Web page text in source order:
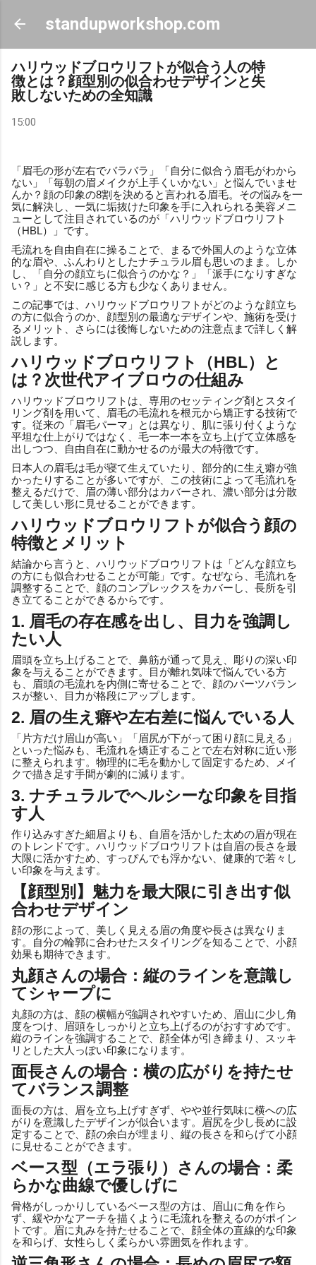
スキップしてメイン コンテンツに移動
standupworkshop.com
ハリウッドブロウリフトが似合う人の特
徴とは？顔型別の似合わせデザインと失
敗しないための全知識
15:00
「眉毛の形が左右でバラバラ」「自分に似合う眉毛がわから
ない」「毎朝の眉メイクが上手くいかない」と悩んでいませ
んか？顔の印象の8割を決めると言われる眉毛。その悩みを一
気に解決し、一気に垢抜けた印象を手に入れられる美容メニ
ューとして注目されているのが「ハリウッドブロウリフト
（HBL）」です。
毛流れを自由自在に操ることで、まるで外国人のような立体
的な眉や、ふんわりとしたナチュラル眉も思いのまま。しか
し、「自分の顔立ちに似合うのかな？」「派手になりすぎな
い？」と不安に感じる方も少なくありません。
この記事では、ハリウッドブロウリフトがどのような顔立ち
の方に似合うのか、顔型別の最適なデザインや、施術を受け
るメリット、さらには後悔しないための注意点まで詳しく解
説します。
ハリウッドブロウリフト（HBL）と
は？次世代アイブロウの仕組み
ハリウッドブロウリフトは、専用のセッティング剤とスタイ
リング剤を用いて、眉毛の毛流れを根元から矯正する技術で
す。従来の「眉毛パーマ」とは異なり、肌に張り付くような
平坦な仕上がりではなく、毛一本一本を立ち上げて立体感を
出しつつ、自由自在に動かせるのが最大の特徴です。
日本人の眉毛は毛が寝て生えていたり、部分的に生え癖が強
かったりすることが多いですが、この技術によって毛流れを
整えるだけで、眉の薄い部分はカバーされ、濃い部分は分散
して美しい形に見せることができます。
ハリウッドブロウリフトが似合う顔の
特徴とメリット
結論から言うと、ハリウッドブロウリフトは「どんな顔立ち
の方にも似合わせることが可能」です。なぜなら、毛流れを
調整することで、顔のコンプレックスをカバーし、長所を引
き立てることができるからです。
1. 眉毛の存在感を出し、目力を強調し
たい人
眉頭を立ち上げることで、鼻筋が通って見え、彫りの深い印
象を与えることができます。目が離れ気味で悩んでいる方
も、眉頭の毛流れを内側に寄せることで、顔のパーツバラン
スが整い、目力が格段にアップします。
2. 眉の生え癖や左右差に悩んでいる人
「片方だけ眉山が高い」「眉尻が下がって困り顔に見える」
といった悩みも、毛流れを矯正することで左右対称に近い形
に整えられます。物理的に毛を動かして固定するため、メイ
クで描き足す手間が劇的に減ります。
3. ナチュラルでヘルシーな印象を目指
す人
作り込みすぎた細眉よりも、自眉を活かした太めの眉が現在
のトレンドです。ハリウッドブロウリフトは自眉の長さを最
大限に活かすため、すっぴんでも浮かない、健康的で若々し
い印象を与えます。
【顔型別】魅力を最大限に引き出す似
合わせデザイン
顔の形によって、美しく見える眉の角度や長さは異なりま
す。自分の輪郭に合わせたスタイリングを知ることで、小顔
効果も期待できます。
丸顔さんの場合：縦のラインを意識し
てシャープに
丸顔の方は、顔の横幅が強調されやすいため、眉山に少し角
度をつけ、眉頭をしっかりと立ち上げるのがおすすめです。
縦のラインを強調することで、顔全体が引き締まり、スッキ
リとした大人っぽい印象になります。
面長さんの場合：横の広がりを持たせ
てバランス調整
面長の方は、眉を立ち上げすぎず、やや並行気味に横への広
がりを意識したデザインが似合います。眉尻を少し長めに設
定することで、顔の余白が埋まり、縦の長さを和らげて小顔
に見せることができます。
ベース型（エラ張り）さんの場合：柔
らかな曲線で優しげに
骨格がしっかりしているベース型の方は、眉山に角を作ら
ず、緩やかなアーチを描くように毛流れを整えるのがポイン
トです。眉に丸みを持たせることで、顔全体の直線的な印象
を和らげ、女性らしく柔らかい雰囲気を作れます。